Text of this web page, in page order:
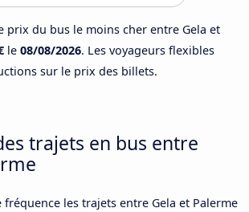
prix du bus le moins cher entre Gela et
le 08/08/2026. Les voyageurs flexibles
sur le prix des billets.
trajets en bus entre
fréquence les trajets entre Gela et Palerme